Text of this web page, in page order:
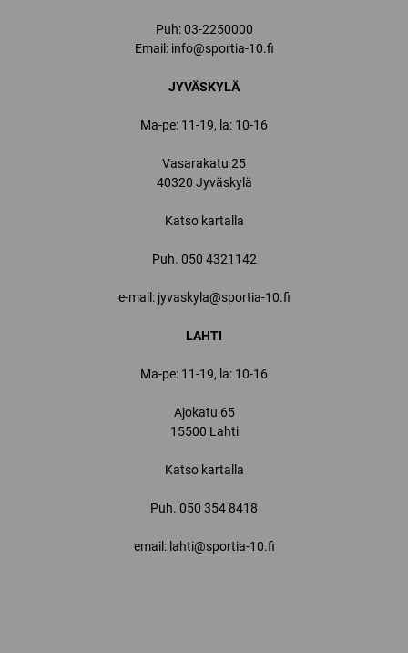
Puh:03-2250000
Email: info@sportia-10.fi
JYVÄSKYLÄ
Ma-pe: 11-19, la: 10-16
Vasarakatu 25
40320 Jyväskylä
Katso kartalla
Puh. 050 4321142
e-mail: jyvaskyla@sportia-10.fi
LAHTI
Ma-pe: 11-19, la: 10-16
Ajokatu 65
15500 Lahti
Katso kartalla
Puh. 050 354 8418
email: lahti@sportia-10.fi